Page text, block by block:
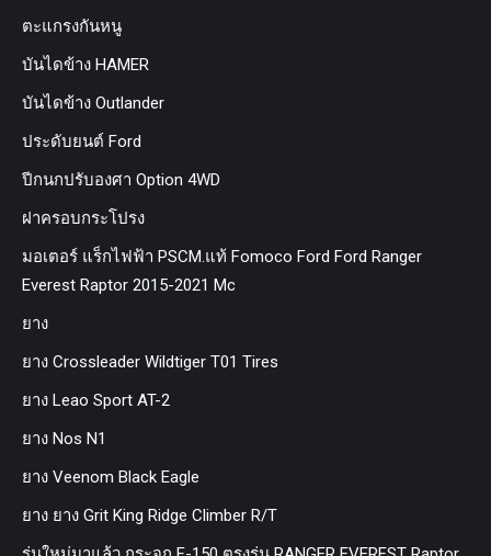
ตะแกรงกันหนู
บันไดข้าง HAMER
บันไดข้าง Outlander
ประดับยนต์ Ford
ปีกนกปรับองศา Option 4WD
ฝาครอบกระโปรง
มอเตอร์ แร็กไฟฟ้า PSCM.แท้ Fomoco Ford Ford Ranger
Everest Raptor 2015-2021 Mc
ยาง
ยาง Crossleader Wildtiger T01 Tires
ยาง Leao Sport AT-2
ยาง Nos N1
ยาง Veenom Black Eagle
ยาง ยาง Grit King Ridge Climber R/T